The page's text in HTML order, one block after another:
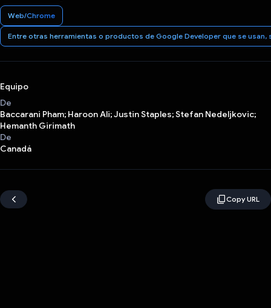
Web/Chrome
Entre otras herramientas o productos de Google Developer que se usan,
Equipo
De
Baccarani Pham; Haroon Ali; Justin Staples; Stefan Nedeljkovic;
Hemanth Girimath
De
Canadá